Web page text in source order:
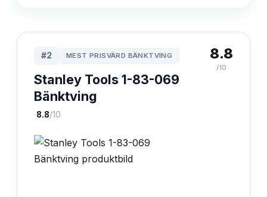
#2 MEST PRISVÄRD BÄNKTVING
Stanley Tools 1-83-069
Bänktving
·8.8/10
8.8
/10